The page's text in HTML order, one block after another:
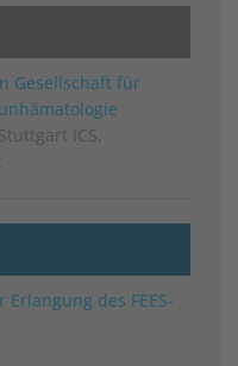
Gesellschaft für
ICS,
des FEES-